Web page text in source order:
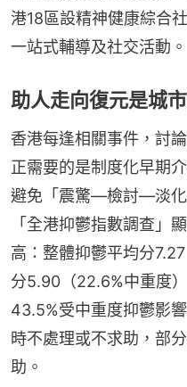
港18區設精神健康綜合
一站式輔導及社交活動。
助人走向復元是城
香港每逢相關事件，討
正需要的是制度化早期
避免「震驚—檢討—淡
「全港抑鬱指數調查」
高：整體抑鬱平均分
分5.90（22.6%中重度
43.5%受中重度抑鬱影
時不處理或不求助，部
助。